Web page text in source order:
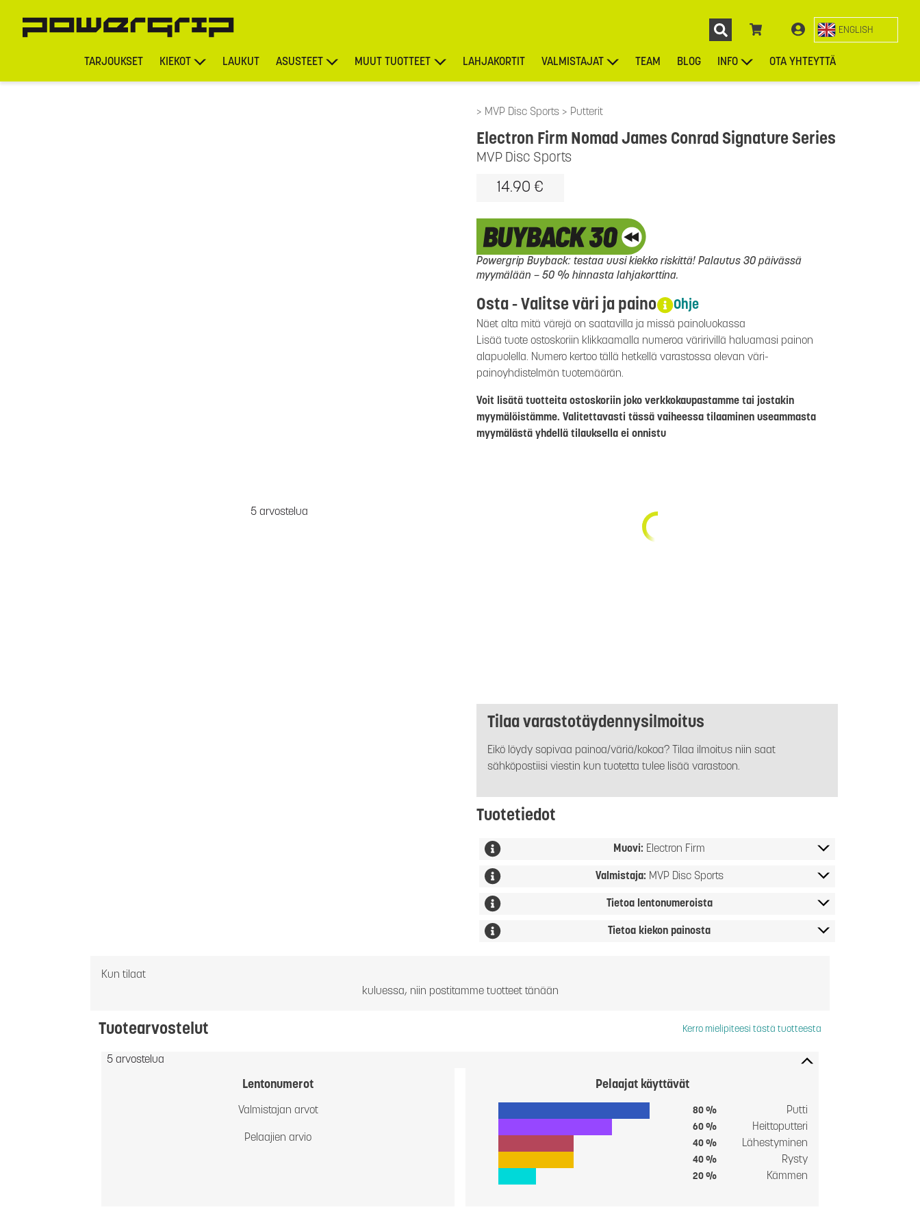
ENGLISH
TARJOUKSET KIEKOT LAUKUT ASUSTEET MUUT TUOTTEET LAHJAKORTIT VALMISTAJAT TEAM BLOG INFO OTA YHTEYTTÄ
MVP Disc Sports Putterit
5 arvostelua
MVP Disc Sports
Electron Firm Nomad James Conrad Signature Series
14.90 €
Powergrip Buyback: testaa uusi kiekko riskittä! Palautus 30 päivässä
myymälään – 50 % hinnasta lahjakorttina.
Osta - Valitse väri ja paino Ohje
Näet alta mitä värejä on saatavilla ja missä painoluokassa
Lisää tuote ostoskoriin klikkaamalla numeroa väririvillä haluamasi painon
alapuolella. Numero kertoo tällä hetkellä varastossa olevan väri-
painoyhdistelmän tuotemäärän.
Voit lisätä tuotteita ostoskoriin joko verkkokaupastamme tai jostakin
myymälöistämme. Valitettavasti tässä vaiheessa tilaaminen useammasta
myymälästä yhdellä tilauksella ei onnistu
Tilaa varastotäydennysilmoitus
Eikö löydy sopivaa painoa/väriä/kokoa? Tilaa ilmoitus niin saat
sähköpostiisi viestin kun tuotetta tulee lisää varastoon.
Tuotetiedot
Muovi: Electron Firm
Valmistaja: MVP Disc Sports
Tietoa lentonumeroista
Tietoa kiekon painosta
Kun tilaat
kuluessa, niin postitamme tuotteet tänään
Tuotearvostelut Kerro mielipiteesi tästä tuotteesta
5 arvostelua
Lentonumerot
Valmistajan arvot
Pelaajien arvio
Pelaajat käyttävät
80 % Putti
60 % Heittoputteri
40 % Lähestyminen
40 % Rysty
20 % Kämmen